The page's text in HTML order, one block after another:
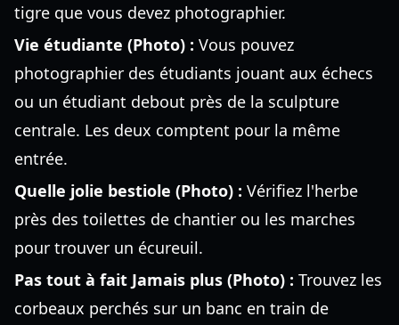
tigre que vous devez photographier.
Vie étudiante (Photo) : Vous pouvez
photographier des étudiants jouant aux échecs
ou un étudiant debout près de la sculpture
centrale. Les deux comptent pour la même
entrée.
Quelle jolie bestiole (Photo) : Vérifiez l'herbe
près des toilettes de chantier ou les marches
pour trouver un écureuil.
Pas tout à fait Jamais plus (Photo) : Trouvez les
corbeaux perchés sur un banc en train de